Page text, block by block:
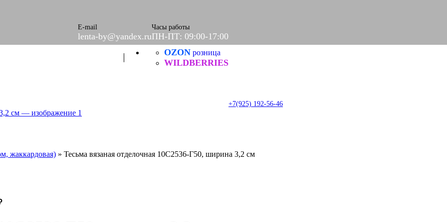
E-mail
lenta-by@yandex.ru
Часы работы
ПН-ПТ: 09:00-17:00
+7(925) 192-56-46
OZON розница
WILDBERRIES
жаккардовая) » Тесьма вязаная отделочная 10С2536-Г50, ширина 3,2 см